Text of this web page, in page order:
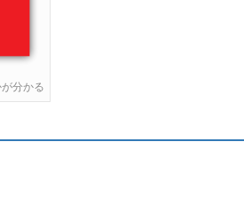
分かる